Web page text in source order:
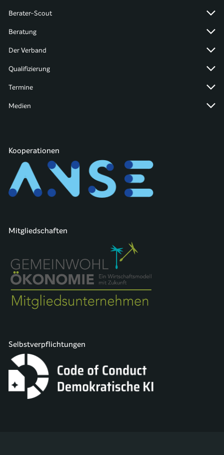
Berater-Scout
Beratung
Der Verband
Qualifizierung
Termine
Medien
Kooperationen
Mitgliedschaften
Selbstverpflichtungen